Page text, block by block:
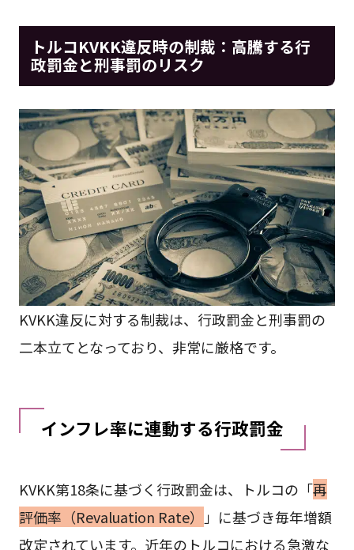
トルコKVKK違反時の制裁：高騰する行
政罰金と刑事罰のリスク
KVKK違反に対する制裁は、行政罰金と刑事罰の
二本立てとなっており、非常に厳格です。
インフレ率に連動する行政罰金
KVKK第18条に基づく行政罰金は、トルコの「再
評価率（Revaluation Rate）
」に基づき毎年増額
改定されています。近年のトルコにおける急激な